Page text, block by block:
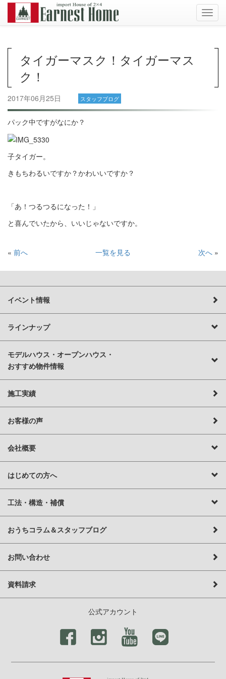
タイガーマスク！タイガーマス
ク！
2017年06月25日 スタッフブログ
パック中ですがなにか？
子タイガー。
きもちわるいですか？かわいいですか？
「あ！つるつるになった！」
と喜んでいたから、いいじゃないですか。
« 前へ 一覧を見る 次へ »
イベント情報
ラインナップ
モデルハウス・オープンハウス・
おすすめ物件情報
施工実績
お客様の声
会社概要
はじめての方へ
工法・構造・補償
おうちコラム＆スタッフブログ
お問い合わせ
資料請求
公式アカウント